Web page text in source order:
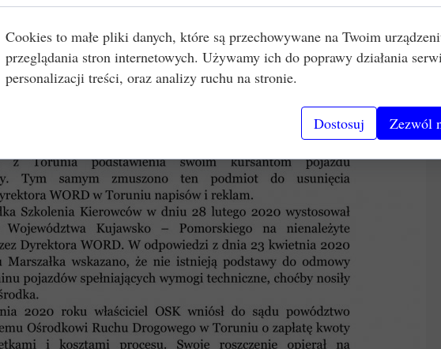
Cookies to małe pliki danych, które są przechowywane na Twoim
przeglądania stron internetowych. Używamy ich do poprawy działania
personalizacji treści, oraz analizy ruchu na stronie.
Dostosuj Zezwól